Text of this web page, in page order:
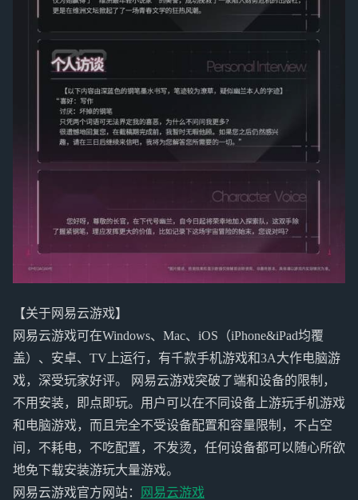
【关于网易云游戏】
网易云游戏可在Windows、Mac、iOS（iPhone&iPad均覆
盖）、安卓、TV上运行，有千款手机游戏和3A大作电脑游
戏，深受玩家好评。 网易云游戏突破了端和设备的限制，
不用安装，即点即玩。用户可以在不同设备上游玩手机游戏
和电脑游戏，而且完全不受设备配置和容量限制，不占空
间，不耗电，不吃配置，不发烫，任何设备都可以随心所欲
地免下载安装游玩大量游戏。
网易云游戏官方网站：
网易云游戏